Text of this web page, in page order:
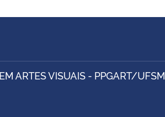
ARTES VISUAIS - PPGART/UFSM